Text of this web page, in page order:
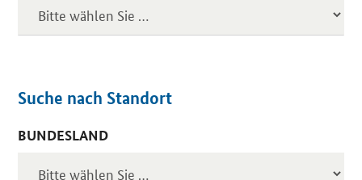
Suche nach Standort
BUNDESLAND